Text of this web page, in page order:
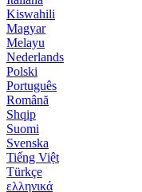
Kiswahili
Magyar
Melayu
Nederlands
Polski
Português
Română
Shqip
Suomi
Svenska
Tiếng Việt
Türkçe
ελληνικά